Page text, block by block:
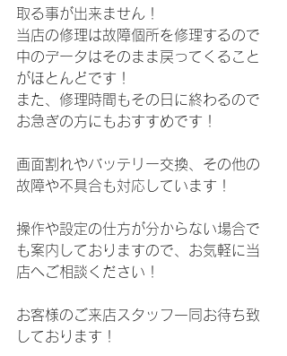
取る事が出来ません！
当店の修理は故障個所を修理するので
中のデータはそのまま戻ってくること
がほとんどです！
また、修理時間もその日に終わるので
お急ぎの方にもおすすめです！
画面割れやバッテリー交換、その他の
故障や不具合も対応しています！
操作や設定の仕方が分からない場合で
も案内しておりますので、お気軽に当
店へご相談ください！
お客様のご来店スタッフ一同お待ち致
しております！